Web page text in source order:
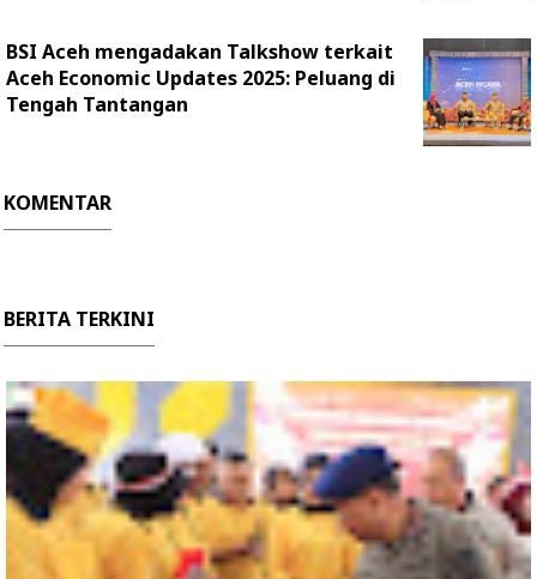
BSI Aceh mengadakan Talkshow terkait
Aceh Economic Updates 2025: Peluang di
Tengah Tantangan
KOMENTAR
BERITA TERKINI